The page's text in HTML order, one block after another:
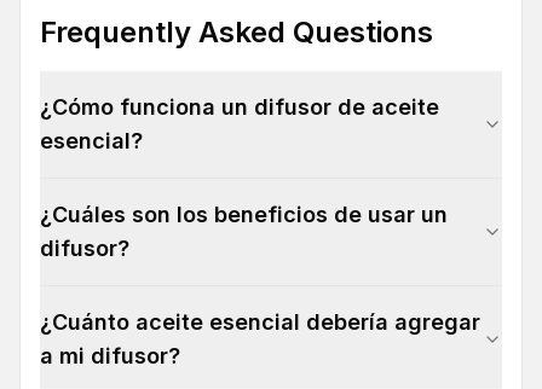
Frequently Asked Questions
¿Cómo funciona un difusor de aceite
esencial?
¿Cuáles son los beneficios de usar un
difusor?
¿Cuánto aceite esencial debería agregar
a mi difusor?